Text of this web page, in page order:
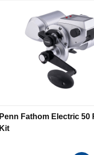
Penn Fathom Electric 50
Kit